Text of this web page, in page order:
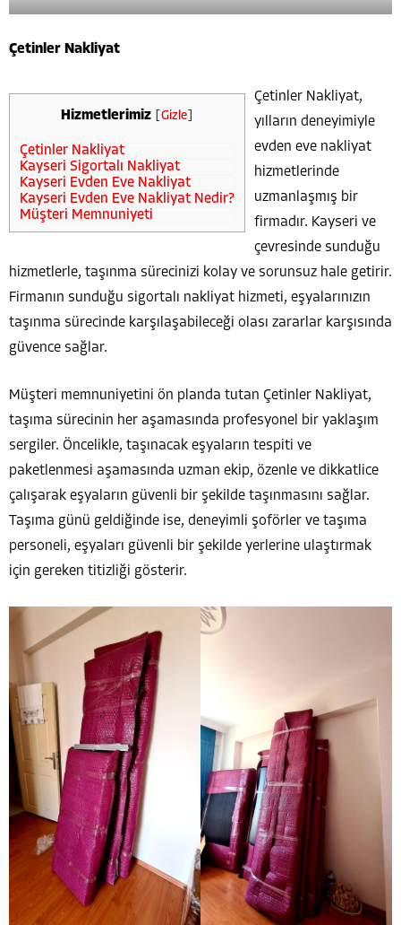
Çetinler Nakliyat
Hizmetlerimiz Gizle
Çetinler Nakliyat
Kayseri Sigortalı Nakliyat
Kayseri Evden Eve Nakliyat
Kayseri Evden Eve Nakliyat Nedir?
Müşteri Memnuniyeti
Çetinler Nakliyat,
yılların deneyimiyle
evden eve nakliyat
hizmetlerinde
uzmanlaşmış bir
firmadır. Kayseri ve
çevresinde sunduğu
hizmetlerle, taşınma sürecinizi kolay ve sorunsuz hale getirir.
Firmanın sunduğu sigortalı nakliyat hizmeti, eşyalarınızın
taşınma sürecinde karşılaşabileceği olası zararlar karşısında
güvence sağlar.
Müşteri memnuniyetini ön planda tutan Çetinler Nakliyat,
taşıma sürecinin her aşamasında profesyonel bir yaklaşım
sergiler. Öncelikle, taşınacak eşyaların tespiti ve
paketlenmesi aşamasında uzman ekip, özenle ve dikkatlice
çalışarak eşyaların güvenli bir şekilde taşınmasını sağlar.
Taşıma günü geldiğinde ise, deneyimli şoförler ve taşıma
personeli, eşyaları güvenli bir şekilde yerlerine ulaştırmak
için gereken titizliği gösterir.